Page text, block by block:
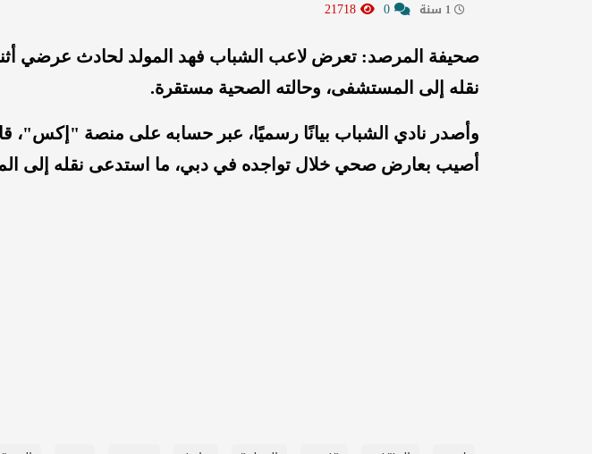
صحيفة المرصد: تعرض لاعب الشباب فهد المولد لحادث عرضي
نقله إلى المستشفى، وحالته الصحية مستقرة.
وأصدر نادي الشباب بيانًا رسميًا، عبر حسابه على منصة "إكس"،
أصيب بعارض صحي خلال تواجده في دبي، ما استدعى نقله إلى